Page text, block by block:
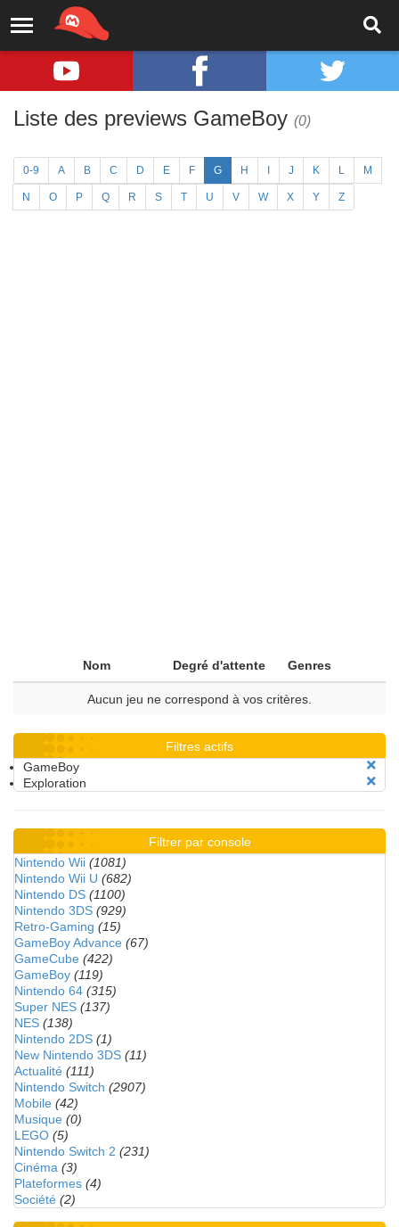
Liste des previews GameBoy (0)
0-9 A B C D E F G H J K L M
N O P Q R S T U V W X Y Z
Nom Degré d'attente Genres
Aucun jeu ne correspond à vos critères.
Filtres actifs
GameBoy
Exploration
Filtrer par console
Nintendo Wii (1081)
Nintendo Wii U (682)
Nintendo DS (1100)
Nintendo 3DS (929)
Retro-Gaming (15)
GameBoy Advance (67)
GameCube (422)
GameBoy (119)
Nintendo 64 (315)
Super NES (137)
NES (138)
Nintendo 2DS (1)
New Nintendo 3DS (11)
Actualité (111)
Nintendo Switch (2907)
Mobile (42)
Musique (0)
LEGO (5)
Nintendo Switch 2 (231)
Cinéma (3)
Plateformes (4)
Société (2)